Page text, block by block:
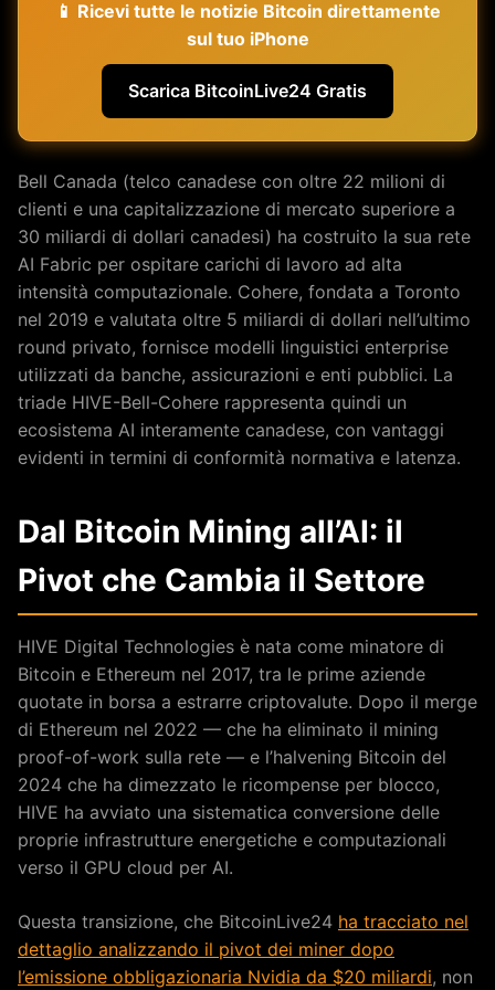
📱 Ricevi tutte le notizie Bitcoin direttamente
sul tuo iPhone
Scarica BitcoinLive24 Gratis
Bell Canada (telco canadese con oltre 22 milioni di
clienti e una capitalizzazione di mercato superiore a
30 miliardi di dollari canadesi) ha costruito la sua rete
AI Fabric per ospitare carichi di lavoro ad alta
intensità computazionale. Cohere, fondata a Toronto
nel 2019 e valutata oltre 5 miliardi di dollari nell’ultimo
round privato, fornisce modelli linguistici enterprise
utilizzati da banche, assicurazioni e enti pubblici. La
triade HIVE-Bell-Cohere rappresenta quindi un
ecosistema AI interamente canadese, con vantaggi
evidenti in termini di conformità normativa e latenza.
Dal Bitcoin Mining all’AI: il
Pivot che Cambia il Settore
HIVE Digital Technologies è nata come minatore di
Bitcoin e Ethereum nel 2017, tra le prime aziende
quotate in borsa a estrarre criptovalute. Dopo il merge
di Ethereum nel 2022 — che ha eliminato il mining
proof-of-work sulla rete — e l’halvening Bitcoin del
2024 che ha dimezzato le ricompense per blocco,
HIVE ha avviato una sistematica conversione delle
proprie infrastrutture energetiche e computazionali
verso il GPU cloud per AI.
Questa transizione, che BitcoinLive24 ha tracciato nel
dettaglio analizzando il pivot dei miner dopo
l’emissione obbligazionaria Nvidia da $20 miliardi, non